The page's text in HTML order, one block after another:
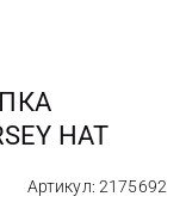
HAT
Артикул: 2175692